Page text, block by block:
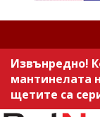
Извънредно!
мантинелата
щетите са